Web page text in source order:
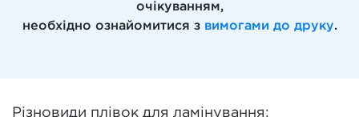
очікуванням,
необхідно ознайомитися з вимогами до друку.
Різновиди плівок для ламінування: